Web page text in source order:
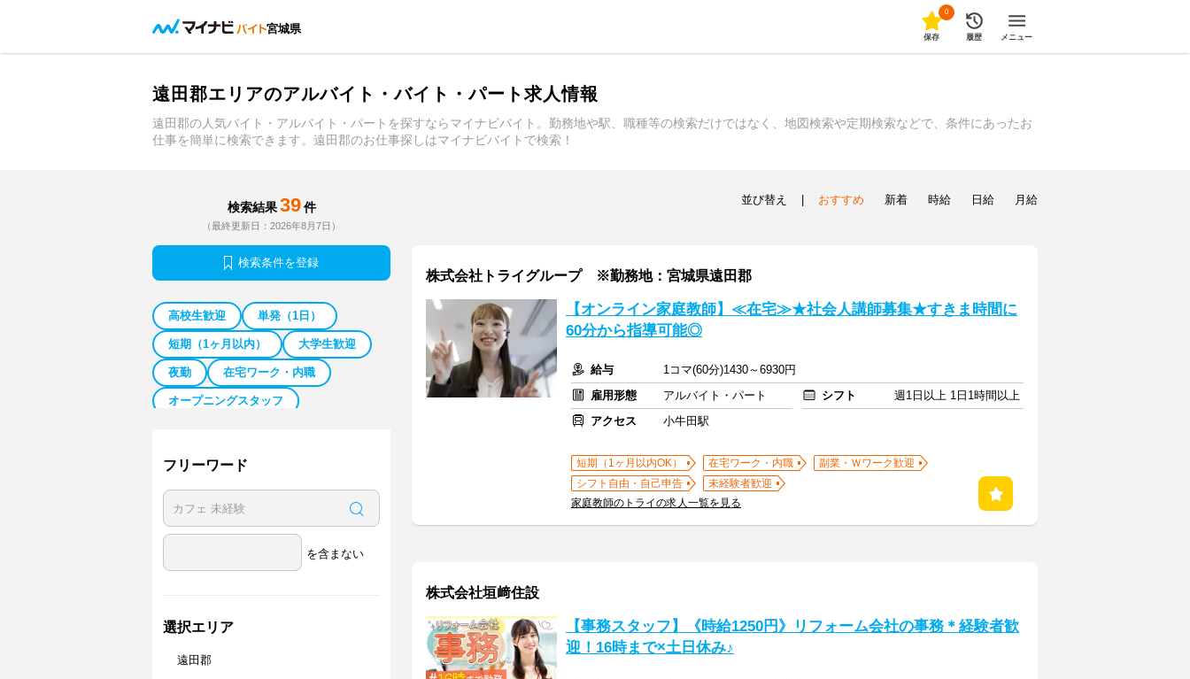
宮城県
0
保存 履歴 メニュー
遠田郡エリアのアルバイト・バイト・パート求人情報
遠田郡の人気バイト・アルバイト・パートを探すならマイナビバイト。勤務地や駅、職種等の検索だけではなく、地図検索や定期検索などで、条件にあったお
仕事を簡単に検索できます。遠田郡のお仕事探しはマイナビバイトで検索！
検索結果 39 件
（最終更新日：2026年8月7日）
検索条件を登録
高校生歓迎 単発（1日）
短期（1ヶ月以内） 大学生歓迎
夜勤 在宅ワーク・内職
オープニングスタッフ
副業・Ｗワーク歓迎
フリーワード
を含まない
選択エリア
遠田郡
並び替え おすすめ 新着 時給 日給 月給
株式会社トライグループ ※勤務地：宮城県遠田郡
【オンライン家庭教師】≪在宅≫★社会人講師募集★すきま時間に
60分から指導可能◎
給与
1コマ(60分)1430～6930円
雇用形態
アルバイト・パート シフト
週1日以上 1日1時間以上
アクセス
小牛田駅
短期（1ヶ月以内OK） 在宅ワーク・内職
副業・Ｗワーク歓迎
シフト自由・自己申告
未経験者歓迎
家庭教師のトライの求人一覧を見る
株式会社垣﨑住設
【事務スタッフ】《時給1250円》リフォーム会社の事務＊経験者歓
迎！16時まで×土日休み♪